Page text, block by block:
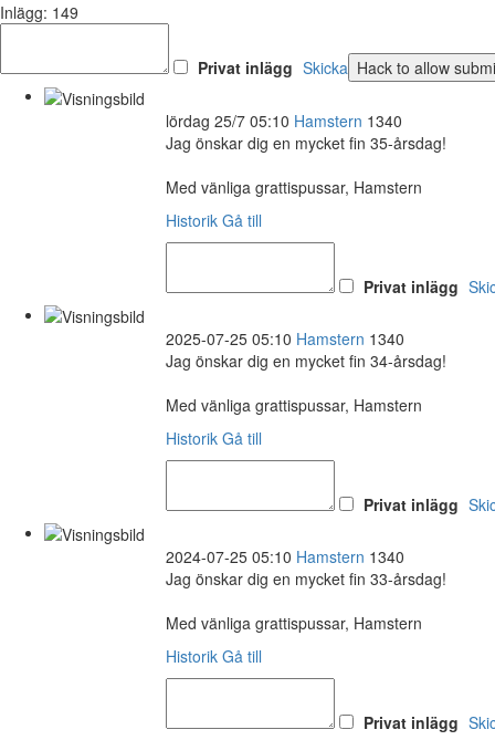
Inlägg: 149
Privat inlägg Skicka
lördag 25/7 05:10 Hamstern 1340
Jag önskar dig en mycket fin 35-årsdag!
Med vänliga grattispussar, Hamstern
Historik Gå till
Privat inlägg
2025-07-25 05:10 Hamstern 1340
Jag önskar dig en mycket fin 34-årsdag!
Med vänliga grattispussar, Hamstern
Historik Gå till
Privat inlägg
2024-07-25 05:10 Hamstern 1340
Jag önskar dig en mycket fin 33-årsdag!
Med vänliga grattispussar, Hamstern
Historik Gå till
Privat inlägg